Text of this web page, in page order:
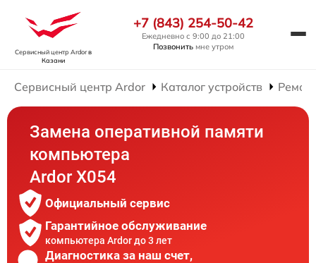
Сервисный центр Ardorв
Казани
+7 (843) 254-50-42
Ежедневно с 9:00 до 21:00
Позвонить мне утром
Сервисный центр Ardor Каталог устройств
Замена оперативной памяти
компьютера
Ardor X054
Официальный сервис
Гарантийное обслуживание
компьютера Ardor до 3 лет
Диагностика за наш счет,